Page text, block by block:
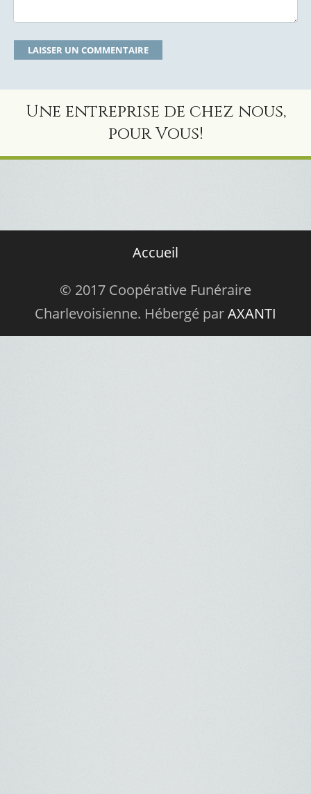
Une entreprise de chez nous,
pour Vous!
Accueil
© 2017 Coopérative Funéraire
Charlevoisienne. Hébergé parAXANTI